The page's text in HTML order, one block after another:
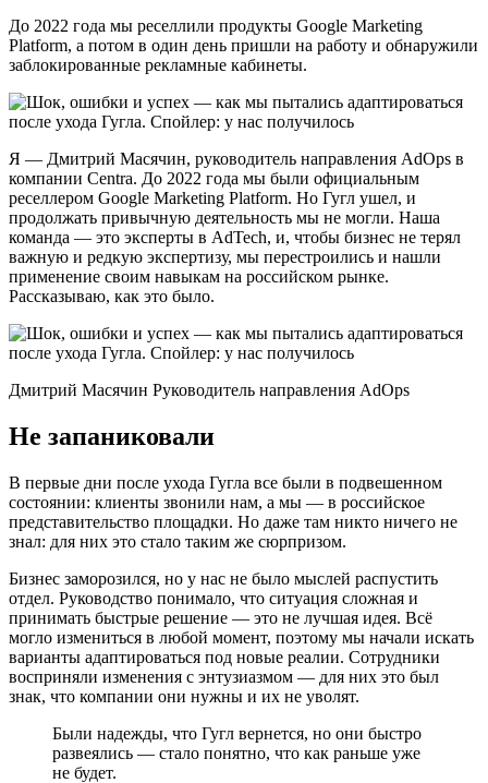
До 2022 года мы реселлили продукты Google Marketing
Platform, а потом в один день пришли на работу и обнаружили
заблокированные рекламные кабинеты.
Я — Дмитрий Масячин, руководитель направления AdOps в
компании Centra. До 2022 года мы были официальным
реселлером Google Marketing Platform. Но Гугл ушел, и
продолжать привычную деятельность мы не могли. Наша
команда — это эксперты в AdTech, и, чтобы бизнес не терял
важную и редкую экспертизу, мы перестроились и нашли
применение своим навыкам на российском рынке.
Рассказываю, как это было.
Дмитрий Масячин Руководитель направления AdOps
Не запаниковали
В первые дни после ухода Гугла все были в подвешенном
состоянии: клиенты звонили нам, а мы — в российское
представительство площадки. Но даже там никто ничего не
знал: для них это стало таким же сюрпризом.
Бизнес заморозился, но у нас не было мыслей распустить
отдел. Руководство понимало, что ситуация сложная и
принимать быстрые решение — это не лучшая идея. Всё
могло измениться в любой момент, поэтому мы начали искать
варианты адаптироваться под новые реалии. Сотрудники
восприняли изменения с энтузиазмом — для них это был
знак, что компании они нужны и их не уволят.
Были надежды, что Гугл вернется, но они быстро
развеялись — стало понятно, что как раньше уже
не будет.